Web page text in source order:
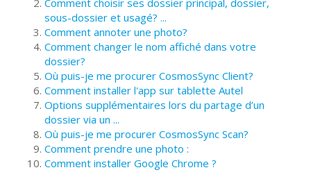
Comment choisir ses dossier principal, dossier,
sous-dossier et usagé? ...
Comment annoter une photo?
Comment changer le nom affiché dans votre
dossier?
Où puis-je me procurer CosmosSync Client?
Comment installer l'app sur tablette Autel
Options supplémentaires lors du partage d’un
dossier via un ...
Où puis-je me procurer CosmosSync Scan?
Comment prendre une photo :
Comment installer Google Chrome ?